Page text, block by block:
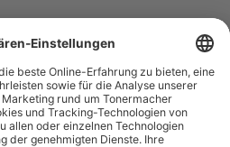
Deutschlands. Befindet sich ein Warenwert
Artikeln in Ihrem Warenkorb, ist der